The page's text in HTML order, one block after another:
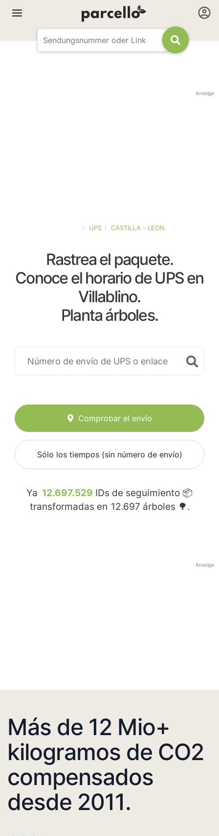
Anzeige
UPS CASTILLA - LEON
Rastrea el paquete.
Conoce el horario de UPS en
Villablino.
Planta árboles.
Comprobar el envío
Sólo los tiempos (sin número de envío)
Ya 12.697.529 IDs de seguimiento 📦
transformadas en 12.697 árboles 🌳.
Anzeige
Más de 12 Mio+
kilogramos de CO2
compensados
desde 2011.